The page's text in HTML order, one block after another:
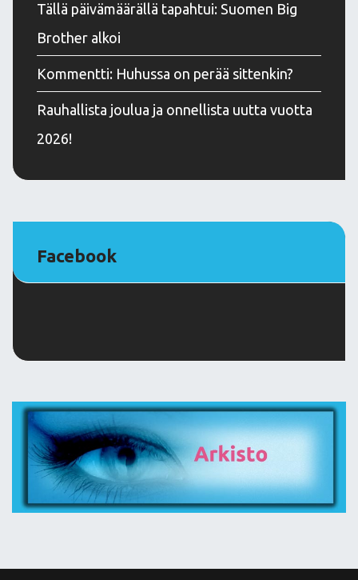
Tällä päivämäärällä tapahtui: Suomen Big
Brother alkoi
Kommentti: Huhussa on perää sittenkin?
Rauhallista joulua ja onnellista uutta vuotta
2026!
Facebook